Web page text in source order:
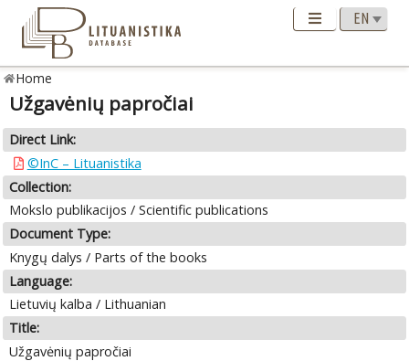
Home
Užgavėnių papročiai
Direct Link:
©InC – Lituanistika
Collection:
Mokslo publikacijos / Scientific publications
Document Type:
Knygų dalys / Parts of the books
Language:
Lietuvių kalba / Lithuanian
Title:
Užgavėnių papročiai